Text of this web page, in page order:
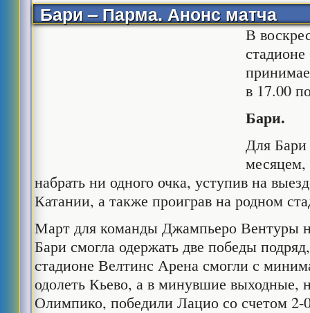
Бари – Парма. Анонс матча
В
в 17.00
Бари.
Для Бари
месяцем,
набрать ни одного очка, уступив на
Катании, а также проиграв на родном
Март для команды Джампьеро Вентуры
Бари смогла одержать две победы
стадионе Велтинс Арена смогли с
одолеть Кьево, а в минувшие выходные,
Олимпико, победили Лацио со счетом 2-